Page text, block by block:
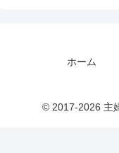
ホーム
© 2017-2026 主